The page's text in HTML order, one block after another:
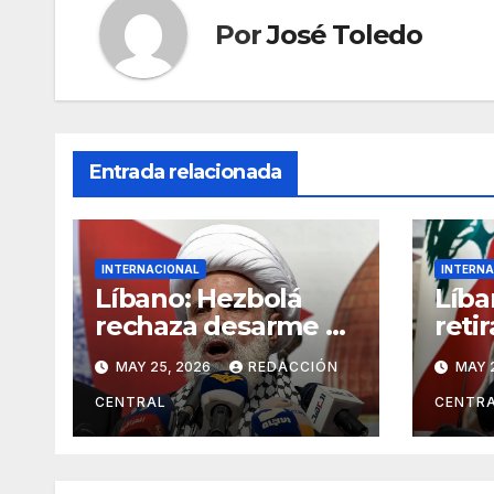
PorJosé Toledo
Entrada relacionada
INTERNACIONAL
Líbano: Hezbolá
rechaza desarme y
condena injerencia
de EE.UU.
MAY 25, 2026 REDACCIÓN
CENTRAL
enMAY